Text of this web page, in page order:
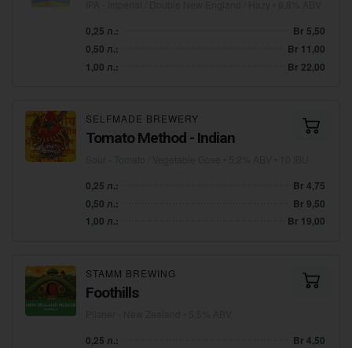
0,25 л.:
Br 5,50
0,50 л.:
Br 11,00
1,00 л.:
Br 22,00
SELFMADE BREWERY
Tomato Method - Indian
0,25 л.:
Br 4,75
0,50 л.:
Br 9,50
1,00 л.:
Br 19,00
STAMM BREWING
Foothills
0,25 л.:
Br 4,50